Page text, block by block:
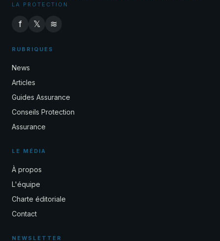
LA PROTECTION
f 𝕏 ≋
RUBRIQUES
News
Articles
Guides Assurance
Conseils Protection
Assurance
LE MÉDIA
À propos
L'équipe
Charte éditoriale
Contact
NEWSLETTER